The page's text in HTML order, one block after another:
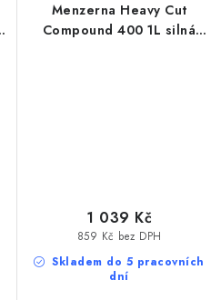
Menzerna Heavy Cut
Compound 400 1L silná
Skladem do 5 pracovních
dní
859 Kč bez DPH
1 039 Kč